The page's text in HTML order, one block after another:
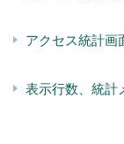
アクセス統計画
表示行数、統計